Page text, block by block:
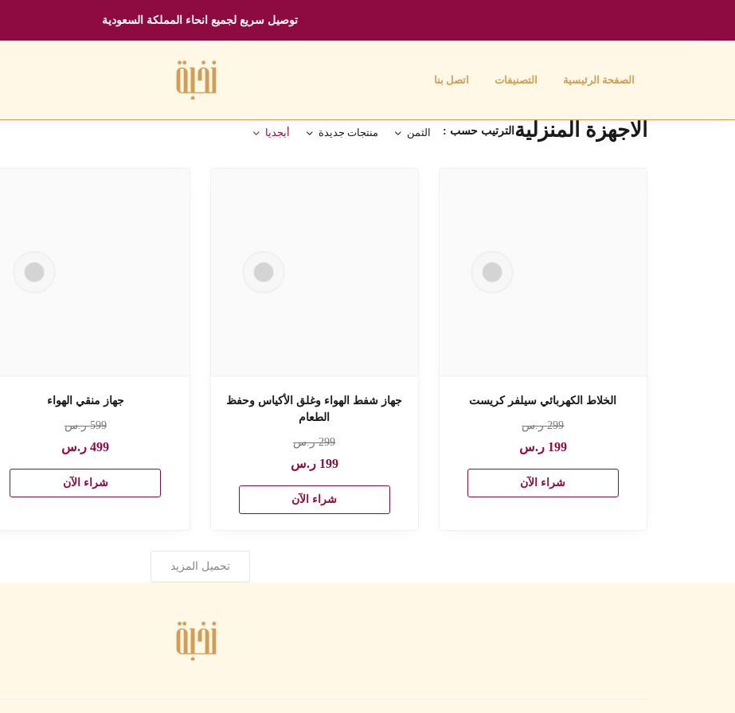
توصيل سريع لجميع انحاء المملكة السعودية
الصفحة الرئيسية التصنيفات اتصل بنا
الاجهزة المنزلية الترتيب حسب : الثمن منتجات جديدة أبجديا
الخلاط الكهربائي سيلفر كريست
299ر.س
199 ر.س
شراء الآن
جهاز شفط الهواء وغلق الأكياس وحفظ
الطعام
299ر.س
199 ر.س
شراء الآن
جهاز منقي الهواء
599ر.س
499ر.س
شراء الآن
تحميل المزيد